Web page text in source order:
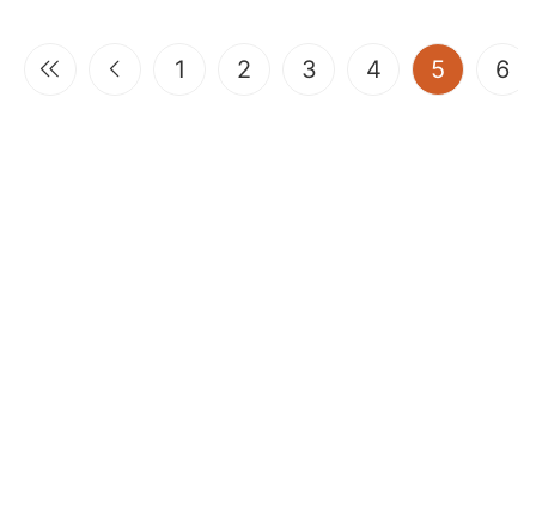
1 2 3 4 5 6